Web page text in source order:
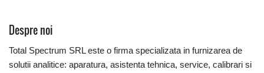
Despre noi
Total Spectrum SRL este o firma specializata in furnizarea de
solutii analitice: aparatura, asistenta tehnica, service, calibrari si